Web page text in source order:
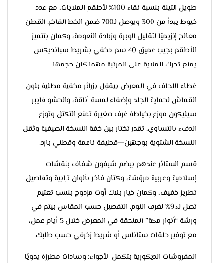
طويل التيلة بنسبة نقاء 100% لأطقم الملايات، مع عدد
خيوط يبدأ من 300 ويوصل لـ700 ضمن الخط الفاخر. القطن
معالج إنزيميًا لتقليل الوبرة وزيادة النعومة، وكمان بتتميز
الأطقم بجيب عميق 40 سم مخفي بشريط سبانديكس
يمنع تحرك الملاية على المرتبة مهما كان حجمها.
غطاء اللحاف في المعرض بيقفِل بزرائر مخفية مطلية بلون
القماش لحماية الجلد وإضفاء لمسة أناقة، والحشو فايبر
سيليكون موزع بخياطة غرف صغيرة تمنع التكتل وتوزع
الدفء بالتساوي. تقدر تختار بين خفة النسخة الصيفية وثقل
النسخة الشتوية بوجهين—قطيفة ناعمة وقطني بارد.
قسم الستائر عندهم بيضم شيفون شفاف بنقشات
إسلامية وعربية مروّشة، وكتان فاخر بألوان ترابية وتفاصيل
تطريز خفيف، وكمان خيار بلاك أوت مزدوج بنسب تعتيم
تصل لـ95% لغرف النوم. التفصيل حسب المقاس بيتم في
ورشة “أنوار مكة” الملحقة في المعرض خلال 5 أيام عمل،
مع توفير حلقات ستانلس أو شريط زخرفي حسب طلبك.
المفروشات الديكورية بتكمل الأجواء: وسادات مطرزة يدويًا